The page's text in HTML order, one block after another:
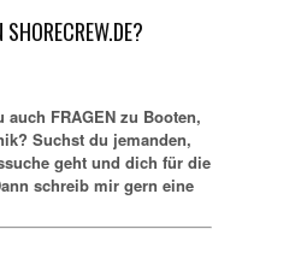
auch FRAGEN zu Booten,
Suchst du jemanden,
geht und dich für die
schreib mir gern eine